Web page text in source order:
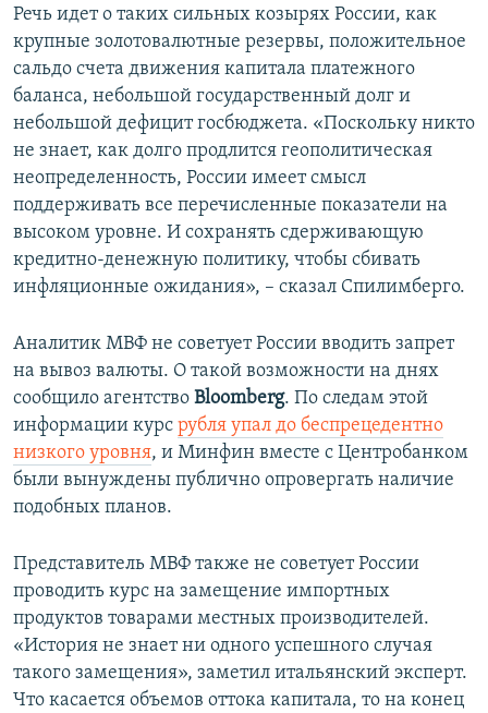
Речь идет о таких сильных козырях России, как
крупные золотовалютные резервы, положительное
сальдо счета движения капитала платежного
баланса, небольшой государственный долг и
небольшой дефицит госбюджета. «Поскольку никто
не знает, как долго продлится геополитическая
неопределенность, России имеет смысл
поддерживать все перечисленные показатели на
высоком уровне. И сохранять сдерживающую
кредитно-денежную политику, чтобы сбивать
инфляционные ожидания», – сказал Спилимберго.
Аналитик МВФ не советует России вводить запрет
на вывоз валюты. О такой возможности на днях
сообщило агентство Bloomberg. По следам этой
информации курс рубля упал до беспрецедентно
низкого уровня, и Минфин вместе с Центробанком
были вынуждены публично опровергать наличие
подобных планов.
Представитель МВФ также не советует России
проводить курс на замещение импортных
продуктов товарами местных производителей.
«История не знает ни одного успешного случая
такого замещения», заметил итальянский эксперт.
Что касается объемов оттока капитала, то на конец